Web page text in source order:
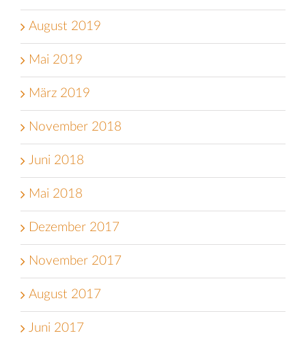
August 2019
Mai 2019
März 2019
November 2018
Juni 2018
Mai 2018
Dezember 2017
November 2017
August 2017
Juni 2017